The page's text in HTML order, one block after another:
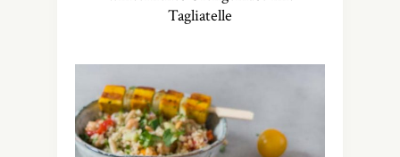
Tagliatelle